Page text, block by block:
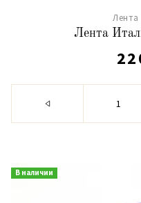
Лента
Лента
В наличии